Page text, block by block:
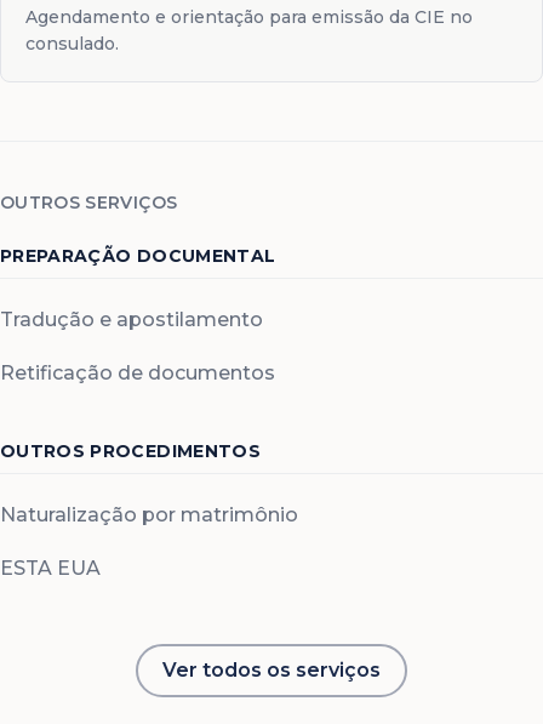
Agendamento e orientação para emissão da CIE no
consulado.
OUTROS SERVIÇOS
PREPARAÇÃO DOCUMENTAL
Tradução e apostilamento
Retificação de documentos
OUTROS PROCEDIMENTOS
Naturalização por matrimônio
ESTA EUA
Ver todos os serviços